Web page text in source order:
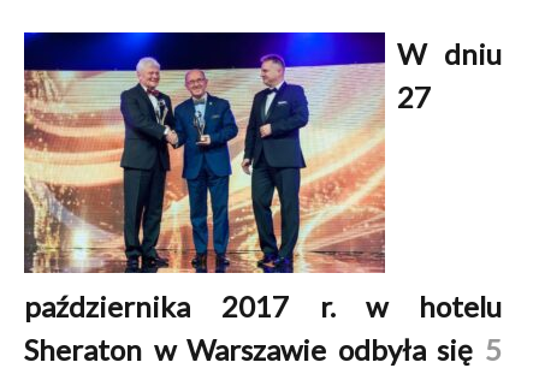
W dniu
27
października 2017 r. w hotelu
Sheraton w Warszawie odbyła się 5